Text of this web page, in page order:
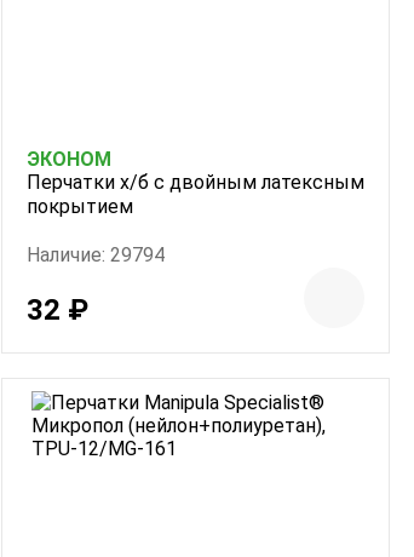
ЭКОНОМ
Перчатки х/б с двойным латексным
покрытием
Наличие: 29794
32 ₽